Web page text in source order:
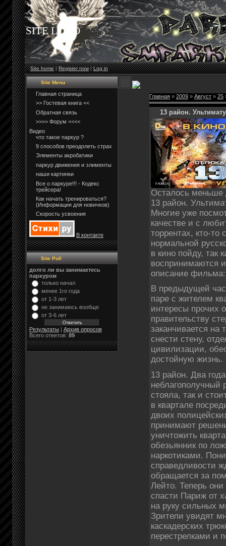
SITE LOGO
Site home|Register now|Log in
Site Menu
Главная страница
>> Гостевая книга <<
Обратная связь
>>>> Форум <<<<
Видео
что такое паркур ?
9 способов преодолеть страх
Элементы акробатики
паркур движения и элименты
наши картинки
Все о паркуре!!! - Кодекс
трейсера!
Как начать тренироваться?
(Информация для новичков)
Скорость усвоения
В контакте
Site Poll
долго ли вы занимаетесь
паркуром
только начал
менее 1го года
от 1-3 лет
не занимаюсь вообще
от 3-6 лет
Результаты | Архив опросов
Всего ответов: 89
Главная » 2009 » Август » 25
13 район.
Осталось меньше
13 район.
Многие уже
качестве и с
торрентах, кто-
нормальной
в кино пойду, так
воспринимаются
описание фильма:
В предыдущей
паре с жителем
интересы прочих
правительству
заканчивается на
снести стену,
цивилизации,
достойную жизнь.
13 район. Два
неблагополучный
стояла, так и
в квартале
двоих
принимают
уничтожить
обезьянник по
наркотиками.
справедливости
обращается за
Лейто. Теперь
спасти Париж от
на руку сильных
Зрители увидят
каскадерских
перестрелками и